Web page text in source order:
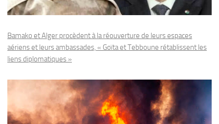
Bamako et Alger procèdent à la réouverture de leurs espaces
aériens et leurs ambassades, « Goïta et Tebboune rétablissent les
liens diplomatiques »